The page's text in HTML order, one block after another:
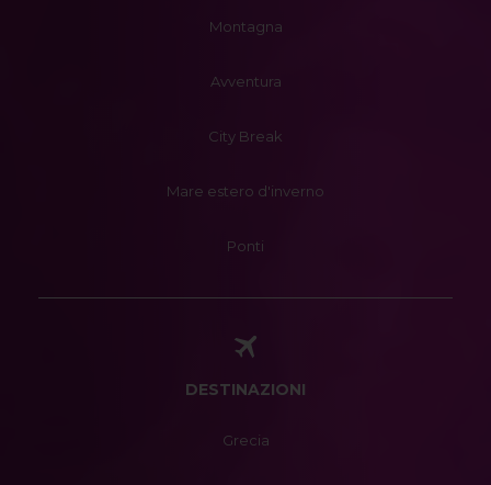
Montagna
Avventura
City Break
Mare estero d'inverno
Ponti
DESTINAZIONI
Grecia